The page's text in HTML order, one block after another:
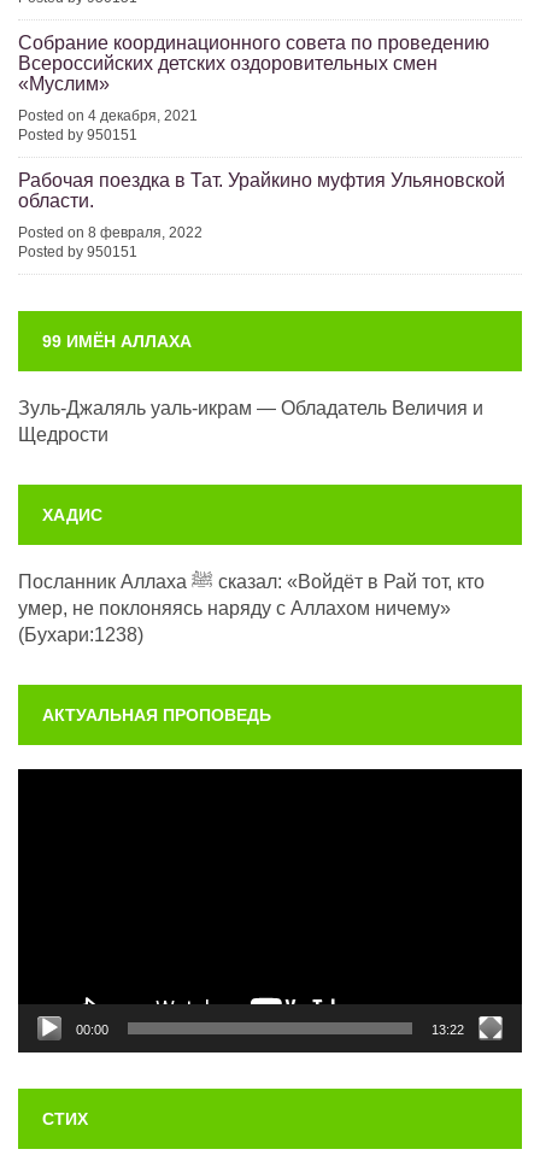
Собрание координационного совета по проведению
Всероссийских детских оздоровительных смен
«Муслим»
Posted on 4 декабря, 2021
Posted by 950151
Рабочая поездка в Тат. Урайкино муфтия Ульяновской
области.
Posted on 8 февраля, 2022
Posted by 950151
99 ИМЁН АЛЛАХА
Зуль-Джаляль уаль-икрам — Обладатель Величия и
Щедрости
ХАДИС
Посланник Аллаха ﷺ сказал: «Войдёт в Рай тот, кто
умер, не поклоняясь наряду с Аллахом ничему»
(Бухари:1238)
АКТУАЛЬНАЯ ПРОПОВЕДЬ
00:00 13:22
СТИХ